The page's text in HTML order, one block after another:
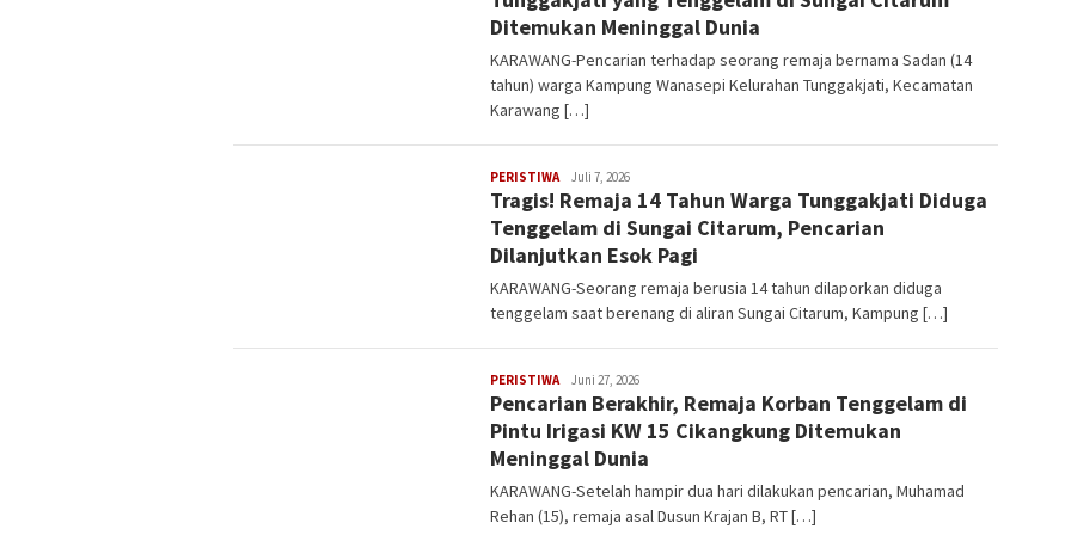
Ditemukan Meninggal Dunia
KARAWANG-Pencarian terhadap seorang remaja bernama Sadan (14
tahun) warga Kampung Wanasepi Kelurahan Tunggakjati, Kecamatan
Karawang […]
PERISTIWA Latifudin
Manaf
Juli 7, 2026
Tragis! Remaja 14 Tahun Warga Tunggakjati Diduga
Tenggelam di Sungai Citarum, Pencarian
Dilanjutkan Esok Pagi
KARAWANG-Seorang remaja berusia 14 tahun dilaporkan diduga
tenggelam saat berenang di aliran Sungai Citarum, Kampung […]
PERISTIWA Latifudin
Manaf
Juni 27, 2026
Pencarian Berakhir, Remaja Korban Tenggelam di
Pintu Irigasi KW 15 Cikangkung Ditemukan
Meninggal Dunia
KARAWANG-Setelah hampir dua hari dilakukan pencarian, Muhamad
Rehan (15), remaja asal Dusun Krajan B, RT […]